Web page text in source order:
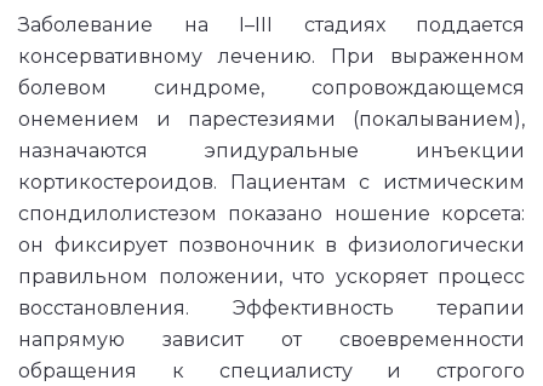
Заболевание на I–III стадиях поддается
консервативному лечению. При выраженном
болевом синдроме, сопровождающемся
онемением и парестезиями (покалыванием),
назначаются эпидуральные инъекции
кортикостероидов. Пациентам с истмическим
спондилолистезом показано ношение корсета:
он фиксирует позвоночник в физиологически
правильном положении, что ускоряет процесс
восстановления. Эффективность терапии
напрямую зависит от своевременности
обращения к специалисту и строгого